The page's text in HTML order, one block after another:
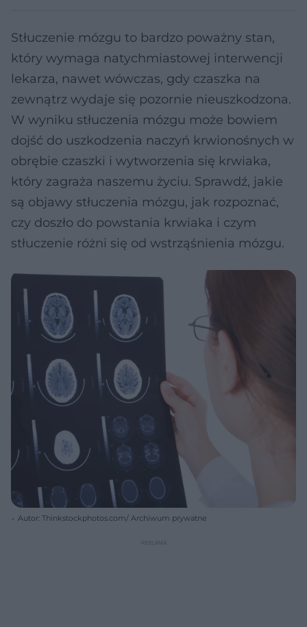
Stłuczenie mózgu to bardzo poważny stan,
który wymaga natychmiastowej interwencji
lekarza, nawet wówczas, gdy czaszka na
zewnątrz wydaje się pozornie nieuszkodzona.
W wyniku stłuczenia mózgu może bowiem
dojść do uszkodzenia naczyń krwionośnych w
obrębie czaszki i wytworzenia się krwiaka,
który zagraża naszemu życiu. Sprawdź, jakie
są objawy stłuczenia mózgu, jak rozpoznać,
czy doszło do powstania krwiaka i czym
stłuczenie różni się od wstrząśnienia mózgu.
Autor: Thinkstockphotos.com/ Archiwum prywatne